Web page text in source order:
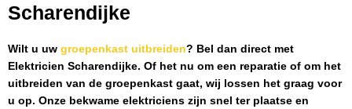
Scharendijke
Wilt u uw groepenkast uitbreiden? Bel dan direct met
Elektricien Scharendijke. Of het nu om een reparatie of om het
uitbreiden van de groepenkast gaat, wij lossen het graag voor
u op. Onze bekwame elektriciens zijn snel ter plaatse en